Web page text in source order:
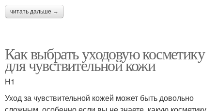
читать дальше →
Как выбрать уходовую косметику
для чувствительной кожи
H1
Уход за чувствительной кожей может быть довольно